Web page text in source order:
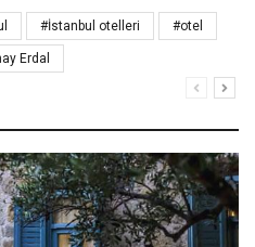
#İstanbul otelleri #otel
Erdal